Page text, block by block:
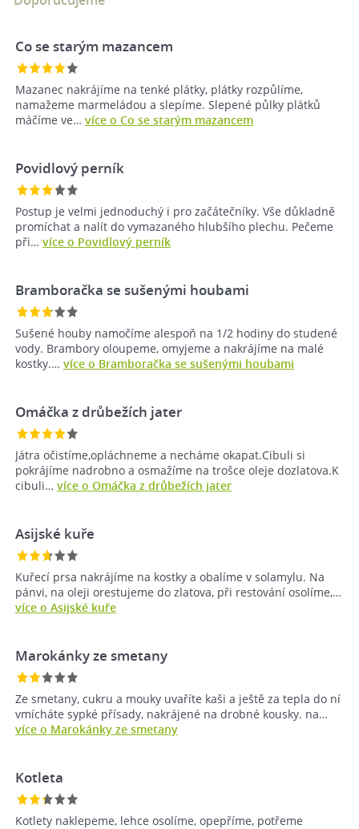
Co se starým mazancem
Mazanec nakrájíme na tenké plátky, plátky rozpůlíme,
namažeme marmeládou a slepíme. Slepené půlky plátků
máčíme ve… více o Co se starým mazancem
Povidlový perník
Postup je velmi jednoduchý i pro začátečníky. Vše důkladně
promíchat a nalít do vymazaného hlubšího plechu. Pečeme
při… více o Povidlový perník
Bramboračka se sušenými houbami
Sušené houby namočíme alespoň na 1/2 hodiny do studené
vody. Brambory oloupeme, omyjeme a nakrájíme na malé
kostky.… více o Bramboračka se sušenými houbami
Omáčka z drůbežích jater
Játra očistíme,opláchneme a necháme okapat.Cibuli si
pokrájíme nadrobno a osmažíme na trošce oleje dozlatova.K
cibuli… více o Omáčka z drůbežích jater
Asijské kuře
Kuřecí prsa nakrájíme na kostky a obalíme v solamylu. Na
pánvi, na oleji orestujeme do zlatova, při restování osolíme,…
více o Asijské kuře
Marokánky ze smetany
Ze smetany, cukru a mouky uvaříte kaši a ještě za tepla do ní
vmícháte sypké přísady, nakrájené na drobné kousky. na…
více o Marokánky ze smetany
Kotleta
Kotlety naklepeme, lehce osolíme, opepříme, potřeme